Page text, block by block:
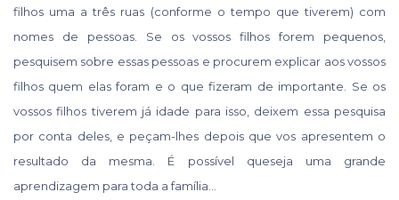
filhos uma a três ruas (conforme o tempo que tiverem) com
nomes de pessoas. Se os vossos filhos forem pequenos,
pesquisem sobre essas pessoas e procurem explicar aos vossos
filhos quem elas foram e o que fizeram de importante. Se os
vossos filhos tiverem já idade para isso, deixem essa pesquisa
por conta deles, e peçam-lhes depois que vos apresentem o
resultado da mesma. É possível queseja uma grande
aprendizagem para toda a família…